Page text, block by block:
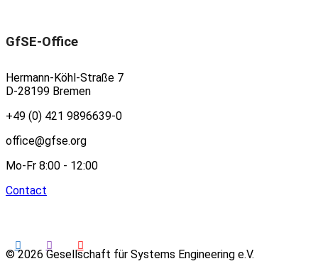
GfSE-Office
Hermann-Köhl-Straße 7
D-28199 Bremen
+49 (0) 421 9896639-0
office@gfse.org
Mo-Fr 8:00 - 12:00
Contact
© 2026 Gesellschaft für Systems Engineering e.V.